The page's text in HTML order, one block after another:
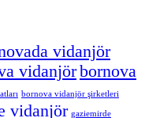
vidanjör
vidanjörbornova
bornova vidanjör şirketleri
vidanjör gaziemirde